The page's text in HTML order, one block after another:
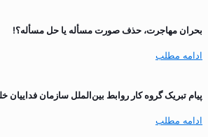
بحران مهاجرت‌، حذف صورت مسأله یا حل مسأله؟!
ادامه مطلب
پیام تبریک گروه کار روابط بین‌الملل سازمان فداییان
ادامه مطلب